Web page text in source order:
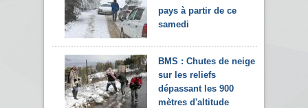
pays à partir de ce
samedi
BMS : Chutes de neige
sur les reliefs
dépassant les 900
mètres d'altitude